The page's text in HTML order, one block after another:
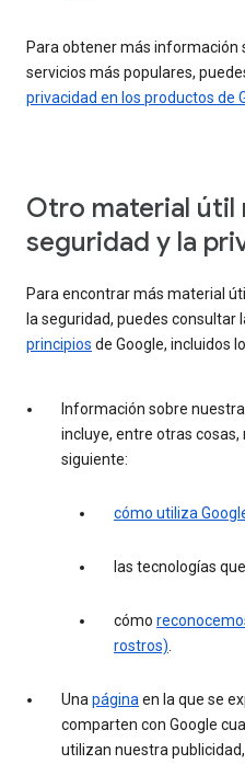
Para obtener más información
servicios más populares,
privacidad en los productos de
Otro material útil
seguridad y la
Para encontrar más material
la seguridad, puedes consultar
principios de Google, incluidos
Información sobre
incluye, entre otras
siguiente:
cómo utiliza
las tecnologías
cómo
rostros).
Unapáginaen la que se
comparten con Google
utilizan nuestra